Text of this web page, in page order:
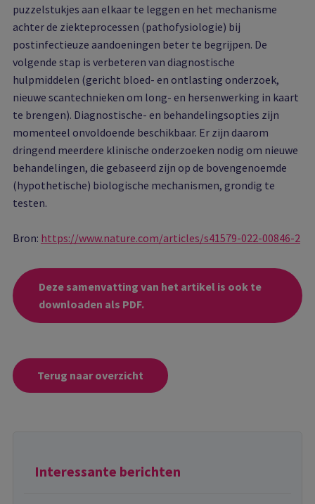
puzzelstukjes aan elkaar te leggen en het mechanisme
achter de ziekteprocessen (pathofysiologie) bij
postinfectieuze aandoeningen beter te begrijpen. De
volgende stap is verbeteren van diagnostische
hulpmiddelen (gericht bloed- en ontlasting onderzoek,
nieuwe scantechnieken om long- en hersenwerking in kaart
te brengen). Diagnostische- en behandelingsopties zijn
momenteel onvoldoende beschikbaar. Er zijn daarom
dringend meerdere klinische onderzoeken nodig om nieuwe
behandelingen, die gebaseerd zijn op de bovengenoemde
(hypothetische) biologische mechanismen, grondig te
testen.
Bron: https://www.nature.com/articles/s41579-022-00846-2
Deze samenvatting van het artikel is ook te
downloaden als PDF.
Terug naar overzicht
Interessante berichten